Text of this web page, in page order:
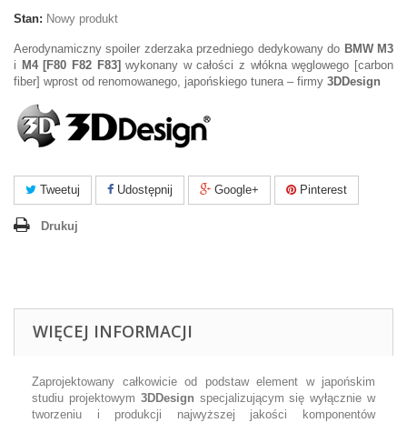
Stan: Nowy produkt
Aerodynamiczny spoiler zderzaka przedniego dedykowany do BMW M3
i M4 [F80 F82 F83] wykonany w całości z włókna węglowego [carbon
fiber] wprost od renomowanego, japońskiego tunera – firmy 3DDesign
Tweetuj Udostępnij Google+ Pinterest
Drukuj
WIĘCEJ INFORMACJI
Zaprojektowany całkowicie od podstaw element w japońskim
studiu projektowym 3DDesign specjalizującym się wyłącznie w
tworzeniu i produkcji najwyższej jakości komponentów